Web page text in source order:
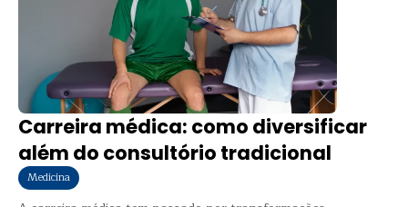
Carreira médica: como diversificar
além do consultório tradicional
Medicina